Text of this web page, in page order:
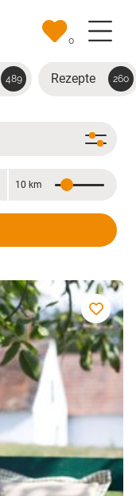
0
489 Rezepte 260
Entfernung
10 km